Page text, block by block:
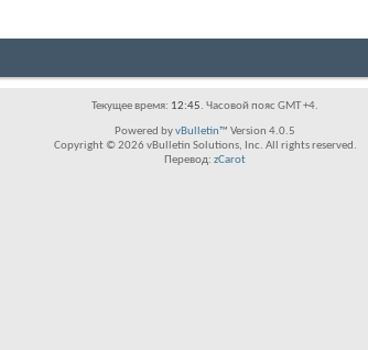
Текущее время: 12:45. Часовой пояс GMT +4.
Powered byvBulletin™ Version 4.0.5
Copyright © 2026 vBulletin Solutions, Inc. All rights reserved.
Перевод: zCarot